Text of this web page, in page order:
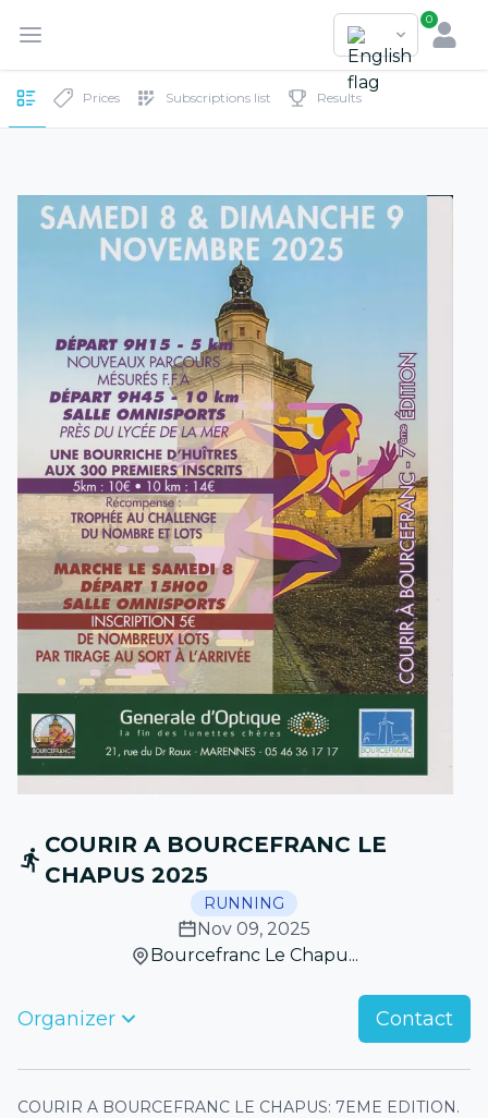
0
Prices Subscriptions list Results
COURIR A BOURCEFRANC LE
CHAPUS 2025
RUNNING
Nov 09, 2025
Bourcefranc Le Chapu...
Organizer Contact
COURIR A BOURCEFRANC LE CHAPUS: 7EME EDITION.